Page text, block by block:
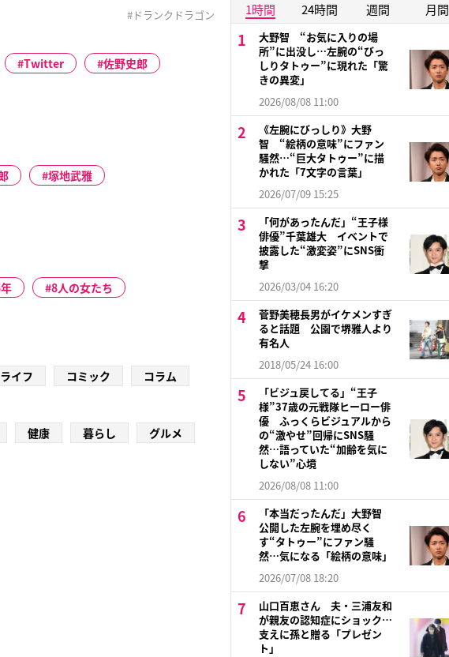
していく。収録を終え、塚地は「俺た
#ドランクドラゴン
Twitter
佐野史郎
塚地武雅
8人の女たち
ライフ コミック
コラム
健康 暮らし グルメ
1時間 24時間 週間 月間
大野智 “お気に入りの場
所”に出没し…左腕の“びっ
しりタトゥー”に現れた「驚
きの異変」
2026/08/08 11:00
《左腕にびっしり》大野
智 “絵柄の意味”にファン
騒然…“巨大タトゥー”に描
かれた「7文字の言葉」
2026/07/09 15:25
「何があったんだ」“王子様
俳優”千葉雄大 イベントで
披露した“激変姿”にSNS衝
撃
2026/03/04 16:20
菅野美穂長男がイケメンすぎ
ると話題 公園で堺雅人より
有名人
2018/05/24 16:00
「ビジュ戻してる」“王子
様”37歳の元戦隊ヒーロー俳
優 ふっくらビジュアルから
の“激やせ”回帰にSNS騒
然…語っていた“加齢を気に
しない”心境
2026/08/08 11:00
「本当だったんだ」大野智
公開した左腕を埋め尽く
す“タトゥー”にファン騒
然…気になる「絵柄の意味」
2026/07/08 18:20
山口百恵さん 夫・三浦友和
が親友の認知症にショック…
支えに孫と贈る「プレゼン
ト」